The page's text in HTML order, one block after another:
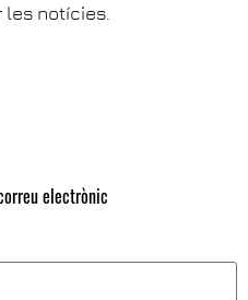
les notícies.
electrònic